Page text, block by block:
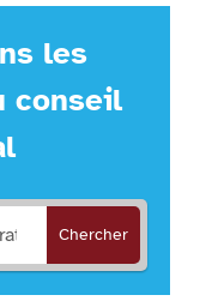
les
conseil
Chercher